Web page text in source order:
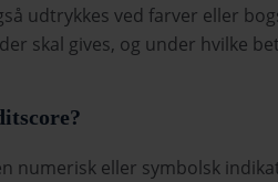
udtrykkes ved farver eller
skal gives, og under hvilke
numerisk eller symbolsk